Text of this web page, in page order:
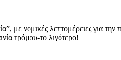
με νομικές λεπτομέρειες για
τρόμου-το λιγότερο!